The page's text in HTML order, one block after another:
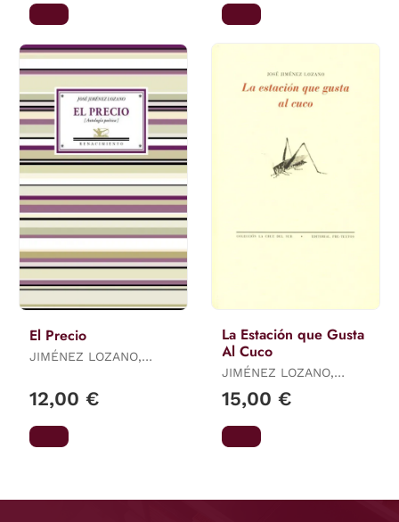
El Precio
JIMÉNEZ LOZANO,
12,00 €
La Estación que Gusta
Al Cuco
JIMÉNEZ LOZANO,
15,00 €